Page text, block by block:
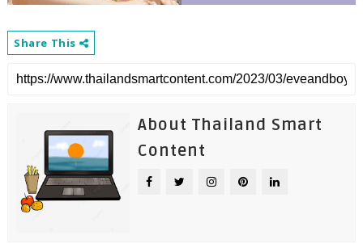
Share This
About Thailand Smart
Content